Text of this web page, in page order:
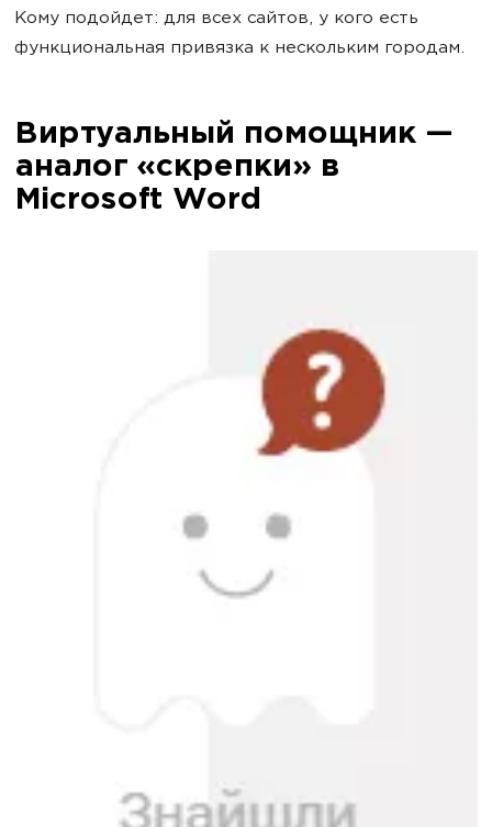
Кому подойдет: для всех сайтов, у кого есть
функциональная привязка к нескольким городам.
Виртуальный помощник —
аналог «скрепки» в
Microsoft Word